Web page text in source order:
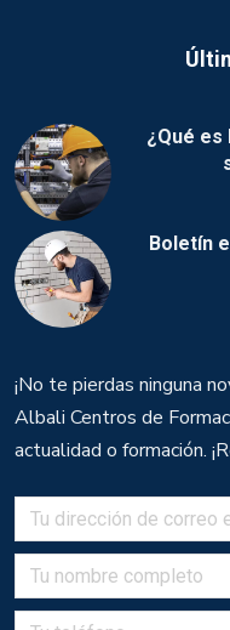
¿Qué
Boletín
¡No te pierdas ninguna
Albali Centros de
actualidad o formación.